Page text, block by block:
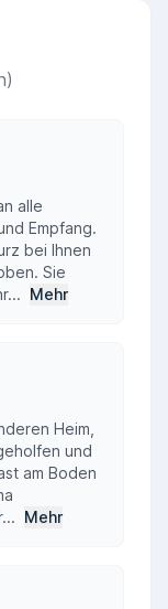
leben
des
Haus"
alle
Empfang.
bei Ihnen
Sie
Mehr
Heim,
und
am Boden
Mehr